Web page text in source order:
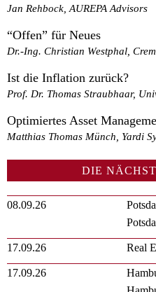
Jan Rehbock, AUREPA Advisors
“Offen” für Neues
Dr.-Ing. Christian Westphal,
Ist die Inflation zurück?
Prof. Dr. Thomas Straubhaar,
Optimiertes Asset
Matthias Thomas Münch, Yardi
DIE
08.09.26
17.09.26 Real
17.09.26